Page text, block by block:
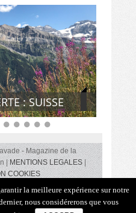
: SUISSE
- Magazine de la
|MENTIONS LEGALES |
COOKIES
insolites, des lieux,
gourmandes, des
îles, les montagnes, les
la meilleure expérience sur notre
nous considérerons que vous